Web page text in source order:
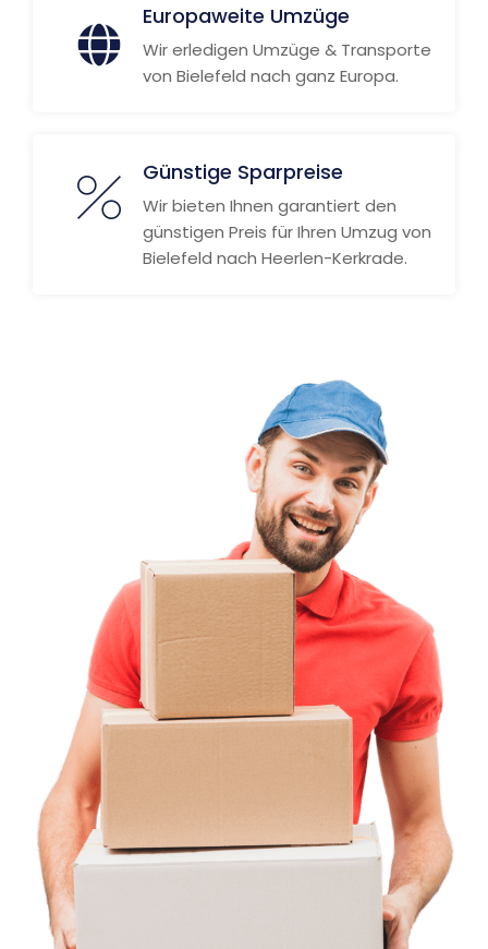
Europaweite Umzüge
Wir erledigen Umzüge & Transporte
von Bielefeld nach ganz Europa.
Günstige Sparpreise
Wir bieten Ihnen garantiert den
günstigen Preis für Ihren Umzug von
Bielefeld nach Heerlen-Kerkrade.